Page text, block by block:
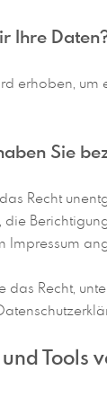
Ihre
erhoben,
Sie
Recht
die
Impressum
das Recht,
Tools